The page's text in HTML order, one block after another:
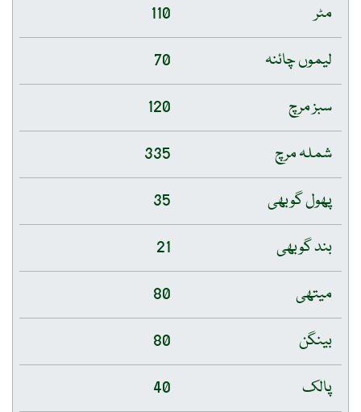
مٹر
110
لیموں چائنہ
70
سبز مرچ
120
شملہ مرچ
335
پھول گوبھی
35
بند گوبھی
21
میتھی
80
بینگن
80
پالک
40